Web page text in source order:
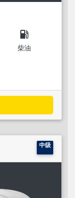
local_gas_station
柴油
中级